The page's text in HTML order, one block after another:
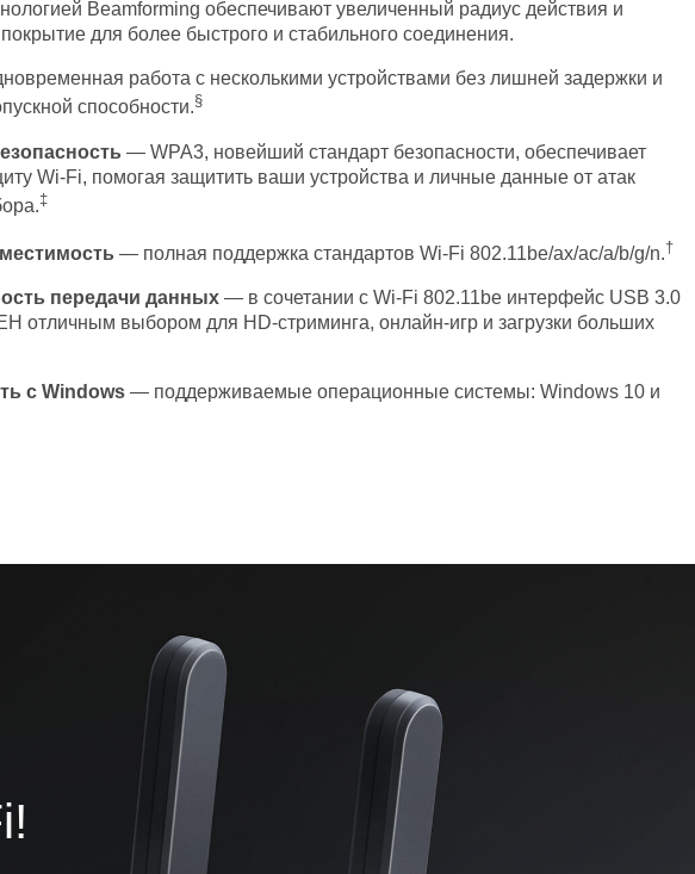
Beamforming обеспечивают увеличенный радиус действия и
для более быстрого и стабильного соединения.
работа с несколькими устройствами без лишней задержки и
способности.§
— WPA3, новейший стандарт безопасности, обеспечивает
Wi-Fi, помогая защитить ваши устройства и личные данные от атак
‡
— полная поддержка стандартов Wi-Fi 802.11be/ax/ac/a/b/g/n.†
передачи данных— в сочетании с Wi-Fi 802.11be интерфейс USB 3.0
отличным выбором для HD-стриминга, онлайн-игр и загрузки больших
с Windows— поддерживаемые операционные системы: Windows 10 и